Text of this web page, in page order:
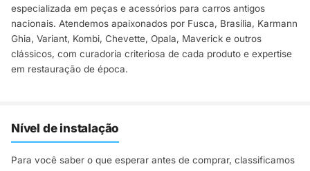
especializada em peças e acessórios para carros antigos
nacionais. Atendemos apaixonados por Fusca, Brasília, Karmann
Ghia, Variant, Kombi, Chevette, Opala, Maverick e outros
clássicos, com curadoria criteriosa de cada produto e expertise
em restauração de época.
Nível de instalação
Para você saber o que esperar antes de comprar, classificamos